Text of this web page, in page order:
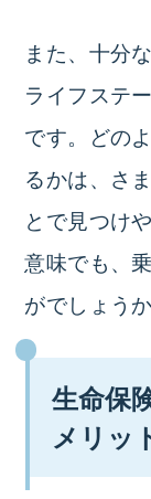
また、十分
ライフステ
です。どの
るかは、さ
とで見つけ
意味でも、
がでしょうか
生命保
メリッ